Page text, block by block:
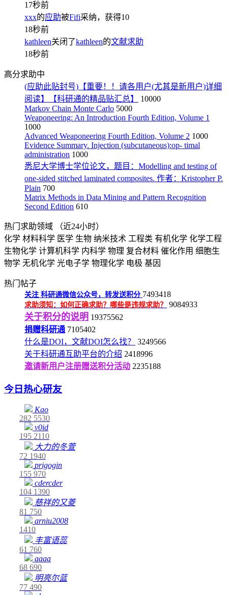
17秒前
xxx的应助被Fifi采纳，获得10
18秒前
kathleen关闭了kathleen的文献求助
18秒前
高分求助中
(应助此贴封号)【重要！！请各用户(尤其是新用户)详细
阅读】【科研通的精品贴汇总】
10000
Markov Chain Monte Carlo 5000
Weaponeering: An Introduction Fourth Edition, Volume 1
1000
Advanced Weaponeering Fourth Edition, Volume 2 1000
Evidence Summary. Injection (subcutaneous):op- timal
administration 1000
悉尼大学博士学位论文，题目：Modelling and testing of
one-sided stitched laminated composites. 作者：Kristopher P.
Plain 700
Matrix Methods in Data Mining and Pattern Recognition
Second Edition 610
热门求助领域
（近24小时）
化学 材料科学 医学 生物 纳米技术 工程类 有机化学 化学工程
生物化学 计算机科学 内科学 物理 复合材料 催化作用 细胞生
物学 无机化学 光电子学 物理化学 电极 基因
热门帖子
关注 科研通微信公众号，转发送积分 7493418
求助须知：如何正确求助？哪些是违规求助？ 9084933
关于积分的说明 19375562
捐赠科研通 7105402
什么是DOI，文献DOI怎么找？
3249566
关于科研通互助平台的介绍 2418996
邀请新用户注册赠送积分活动 2235188
今日热心研友
Kao
282 5530
v0id
195 2110
大力的冬萱
72 1940
prigogin
155 970
cdercder
104 1390
慈祥的又菱
81 750
arniu2008
1410
丰富语蕊
61 760
aaaa
68 690
明亮尔蓝
77 490